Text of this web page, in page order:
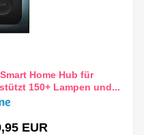
Home Hub für
150+ Lampen und...
EUR